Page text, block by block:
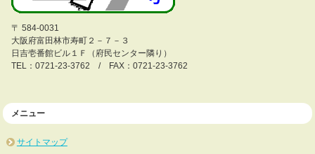
〒 584-0031
大阪府富田林市寿町２－７－３
日吉壱番館ビル１Ｆ（府民センター隣り）
TEL：0721-23-3762 / FAX：0721-23-3762
メニュー
サイトマップ